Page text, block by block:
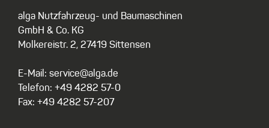
alga Nutzfahrzeug- und Baumaschinen
GmbH & Co. KG
Molkereistr. 2, 27419 Sittensen
E-Mail: service@alga.de
Telefon: +49 4282 57-0
Fax: +49 4282 57-207